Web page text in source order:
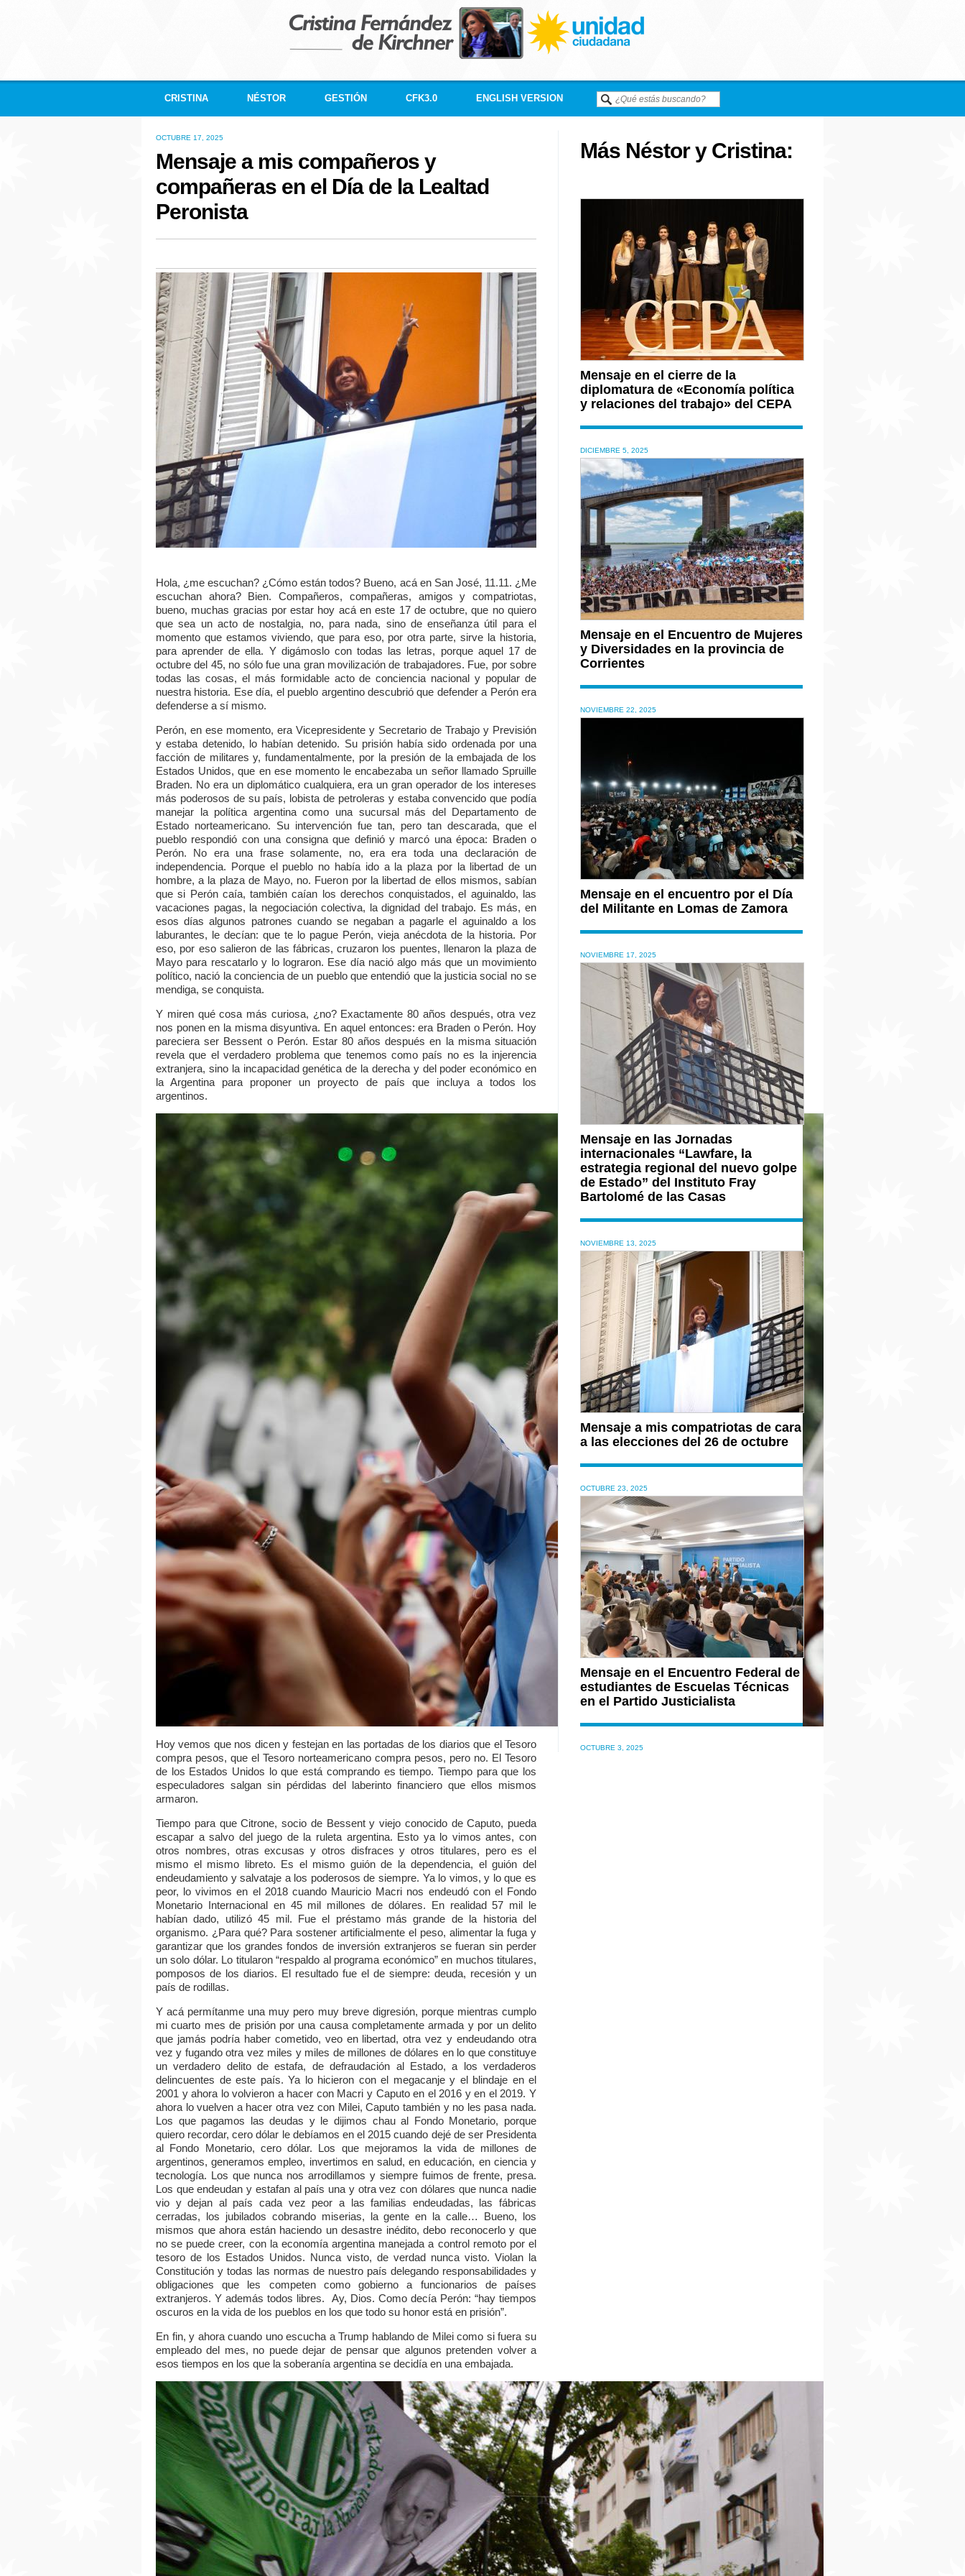
CRISTINA NÉSTOR GESTIÓN CFK3.0 ENGLISH VERSION
OCTUBRE 17, 2025
Mensaje a mis compañeros y
compañeras en el Día de la Lealtad
Peronista
Hola, ¿me escuchan? ¿Cómo están todos? Bueno, acá en San José, 11.11. ¿Me
escuchan ahora? Bien. Compañeros, compañeras, amigos y compatriotas,
bueno, muchas gracias por estar hoy acá en este 17 de octubre, que no quiero
que sea un acto de nostalgia, no, para nada, sino de enseñanza útil para el
momento que estamos viviendo, que para eso, por otra parte, sirve la historia,
para aprender de ella. Y digámoslo con todas las letras, porque aquel 17 de
octubre del 45, no sólo fue una gran movilización de trabajadores. Fue, por sobre
todas las cosas, el más formidable acto de conciencia nacional y popular de
nuestra historia. Ese día, el pueblo argentino descubrió que defender a Perón era
defenderse a sí mismo.
Perón, en ese momento, era Vicepresidente y Secretario de Trabajo y Previsión
y estaba detenido, lo habían detenido. Su prisión había sido ordenada por una
facción de militares y, fundamentalmente, por la presión de la embajada de los
Estados Unidos, que en ese momento le encabezaba un señor llamado Spruille
Braden. No era un diplomático cualquiera, era un gran operador de los intereses
más poderosos de su país, lobista de petroleras y estaba convencido que podía
manejar la política argentina como una sucursal más del Departamento de
Estado norteamericano. Su intervención fue tan, pero tan descarada, que el
pueblo respondió con una consigna que definió y marcó una época: Braden o
Perón. No era una frase solamente, no, era era toda una declaración de
independencia. Porque el pueblo no había ido a la plaza por la libertad de un
hombre, a la plaza de Mayo, no. Fueron por la libertad de ellos mismos, sabían
que si Perón caía, también caían los derechos conquistados, el aguinaldo, las
vacaciones pagas, la negociación colectiva, la dignidad del trabajo. Es más, en
esos días algunos patrones cuando se negaban a pagarle el aguinaldo a los
laburantes, le decían: que te lo pague Perón, vieja anécdota de la historia. Por
eso, por eso salieron de las fábricas, cruzaron los puentes, llenaron la plaza de
Mayo para rescatarlo y lo lograron. Ese día nació algo más que un movimiento
político, nació la conciencia de un pueblo que entendió que la justicia social no se
mendiga, se conquista.
Y miren qué cosa más curiosa, ¿no? Exactamente 80 años después, otra vez
nos ponen en la misma disyuntiva. En aquel entonces: era Braden o Perón. Hoy
pareciera ser Bessent o Perón. Estar 80 años después en la misma situación
revela que el verdadero problema que tenemos como país no es la injerencia
extranjera, sino la incapacidad genética de la derecha y del poder económico en
la Argentina para proponer un proyecto de país que incluya a todos los
argentinos.
Hoy vemos que nos dicen y festejan en las portadas de los diarios que el Tesoro
compra pesos, que el Tesoro norteamericano compra pesos, pero no. El Tesoro
de los Estados Unidos lo que está comprando es tiempo. Tiempo para que los
especuladores salgan sin pérdidas del laberinto financiero que ellos mismos
armaron.
Tiempo para que Citrone, socio de Bessent y viejo conocido de Caputo, pueda
escapar a salvo del juego de la ruleta argentina. Esto ya lo vimos antes, con
otros nombres, otras excusas y otros disfraces y otros titulares, pero es el
mismo el mismo libreto. Es el mismo guión de la dependencia, el guión del
endeudamiento y salvataje a los poderosos de siempre. Ya lo vimos, y lo que es
peor, lo vivimos en el 2018 cuando Mauricio Macri nos endeudó con el Fondo
Monetario Internacional en 45 mil millones de dólares. En realidad 57 mil le
habían dado, utilizó 45 mil. Fue el préstamo más grande de la historia del
organismo. ¿Para qué? Para sostener artificialmente el peso, alimentar la fuga y
garantizar que los grandes fondos de inversión extranjeros se fueran sin perder
un solo dólar. Lo titularon “respaldo al programa económico” en muchos titulares,
pomposos de los diarios. El resultado fue el de siempre: deuda, recesión y un
país de rodillas.
Y acá permítanme una muy pero muy breve digresión, porque mientras cumplo
mi cuarto mes de prisión por una causa completamente armada y por un delito
que jamás podría haber cometido, veo en libertad, otra vez y endeudando otra
vez y fugando otra vez miles y miles de millones de dólares en lo que constituye
un verdadero delito de estafa, de defraudación al Estado, a los verdaderos
delincuentes de este país. Ya lo hicieron con el megacanje y el blindaje en el
2001 y ahora lo volvieron a hacer con Macri y Caputo en el 2016 y en el 2019. Y
ahora lo vuelven a hacer otra vez con Milei, Caputo también y no les pasa nada.
Los que pagamos las deudas y le dijimos chau al Fondo Monetario, porque
quiero recordar, cero dólar le debíamos en el 2015 cuando dejé de ser Presidenta
al Fondo Monetario, cero dólar. Los que mejoramos la vida de millones de
argentinos, generamos empleo, invertimos en salud, en educación, en ciencia y
tecnología. Los que nunca nos arrodillamos y siempre fuimos de frente, presa.
Los que endeudan y estafan al país una y otra vez con dólares que nunca nadie
vio y dejan al país cada vez peor a las familias endeudadas, las fábricas
cerradas, los jubilados cobrando miserias, la gente en la calle… Bueno, los
mismos que ahora están haciendo un desastre inédito, debo reconocerlo y que
no se puede creer, con la economía argentina manejada a control remoto por el
tesoro de los Estados Unidos. Nunca visto, de verdad nunca visto. Violan la
Constitución y todas las normas de nuestro país delegando responsabilidades y
obligaciones que les competen como gobierno a funcionarios de países
extranjeros. Y además todos libres.
Ay, Dios. Como decía Perón: “hay tiempos
oscuros en la vida de los pueblos en los que todo su honor está en prisión”.
En fin, y ahora cuando uno escucha a Trump hablando de Milei como si fuera su
empleado del mes, no puede dejar de pensar que algunos pretenden volver a
esos tiempos en los que la soberanía argentina se decidía en una embajada.
Más Néstor y Cristina:
Mensaje en el cierre de la
diplomatura de «Economía política
y relaciones del trabajo» del CEPA
DICIEMBRE 5, 2025
Mensaje en el Encuentro de Mujeres
y Diversidades en la provincia de
Corrientes
NOVIEMBRE 22, 2025
Mensaje en el encuentro por el Día
del Militante en Lomas de Zamora
NOVIEMBRE 17, 2025
Mensaje en las Jornadas
internacionales “Lawfare, la
estrategia regional del nuevo golpe
de Estado” del Instituto Fray
Bartolomé de las Casas
NOVIEMBRE 13, 2025
Mensaje a mis compatriotas de cara
a las elecciones del 26 de octubre
OCTUBRE 23, 2025
Mensaje en el Encuentro Federal de
estudiantes de Escuelas Técnicas
en el Partido Justicialista
OCTUBRE 3, 2025